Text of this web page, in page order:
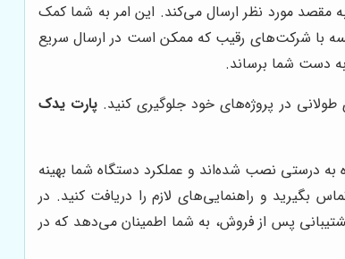
مقصد مورد نظر ارسال می‌کند. این امر به شما کمک
با شرکت‌های رقیب که ممکن است در ارسال سریع
دست شما برساند.
در پروژه‌های خود جلوگیری کنید.پارت یدک
درستی نصب شده‌اند و عملکرد دستگاه شما بهینه
بگیرید و راهنمایی‌های لازم را دریافت کنید. در
پس از فروش، به شما اطمینان می‌دهد که در